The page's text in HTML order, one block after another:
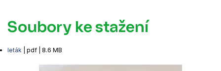
Soubory ke stažení
leták | pdf | 8.6 MB